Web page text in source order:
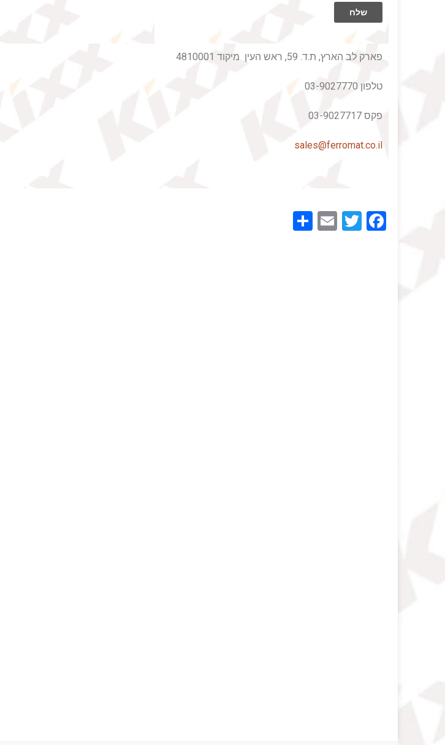
פארק לב הארץ, ת.ד. 59, ראש העין מיקוד 4810001
טלפון 03-9027770
פקס 03-9027717
sales@ferromat.co.il
Facebook
Twitter
Email